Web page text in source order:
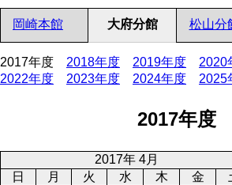
岡崎本館 大府分館 松山分
2017年度 2018年度 2019年度 2020
2022年度
2023年度 2024年度 2025
2017年度
2017年 4月
日
月 火 水 木 金